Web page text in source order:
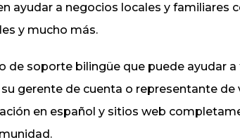
ayudar a negocios locales y familiares
y mucho más.
de soporte bilingüe que puede ayudar
gerente de cuenta o representante de
en español y sitios web